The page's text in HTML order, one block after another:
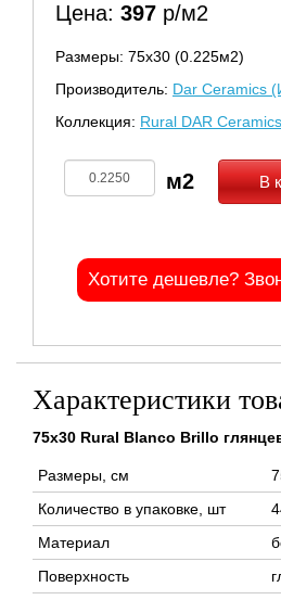
Цена: 397 р/м2
Размеры: 75х30 (0.225м2)
Производитель: Dar Ceramics
Коллекция: Rural DAR Ceramics
В
Хотите дешевле?
Характеристики
75x30 Rural Blanco Brillo
Размеры, см
Количество в упаковке, шт
Материал
Поверхность